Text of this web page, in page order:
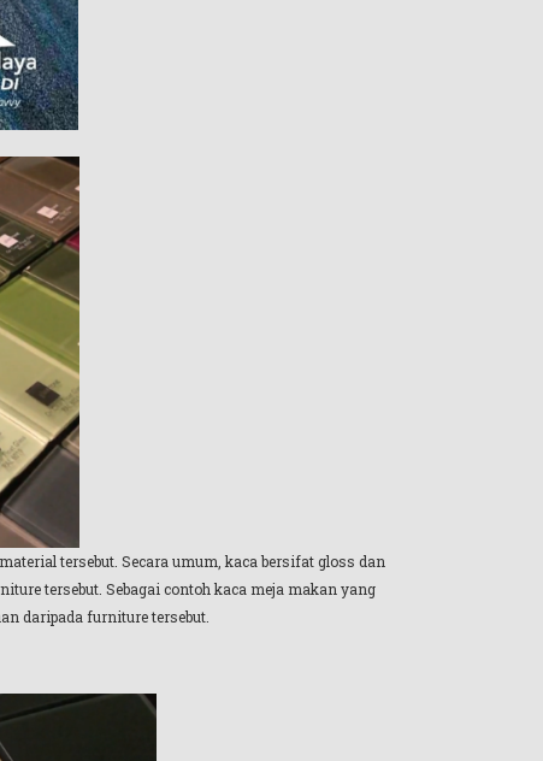
tersebut. Secara umum, kaca bersifat gloss dan
tersebut. Sebagai contoh kaca meja makan yang
daripada furniture tersebut.